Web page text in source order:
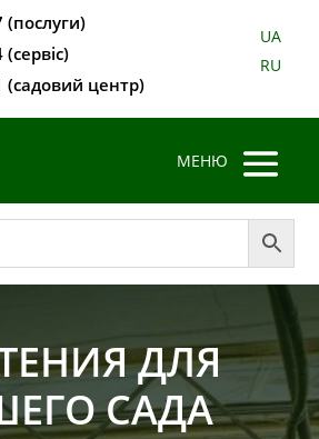
(послуги)
(садовий центр)
UA
RU
ДЛЯ
САДА